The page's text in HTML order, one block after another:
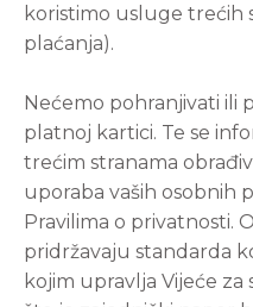
koristimo usluge trećih
plaćanja).
Nećemo pohranjivati ili
platnoj kartici. Te se
trećim stranama
uporaba vaših osobnih
Pravilima o privatnosti.
pridržavaju standarda
kojim upravlja Vijeće